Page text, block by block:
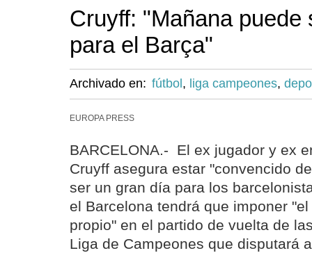
Cruyff: "Mañana puede
para el Barça"
Archivado en: fútbol , liga campeones,
EUROPA PRESS
BARCELONA.- El ex jugador y ex
Cruyff asegura estar "convencido
ser un gran día para los
el Barcelona tendrá que imponer
propio" en el partido de vuelta de
Liga de Campeones que disputará